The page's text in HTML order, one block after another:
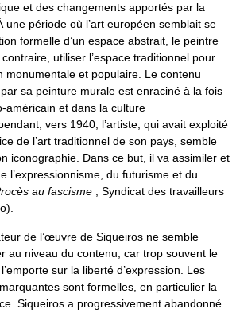
et des changements apportés par la
une période où l’art européen semblait se
formelle d’un espace abstrait, le peintre
utiliser l’espace traditionnel pour
monumentale et populaire. Le contenu
sa peinture murale est enraciné à la fois
américain et dans la culture
vers 1940, l’artiste, qui avait exploité
de l’art traditionnel de son pays, semble
iconographie. Dans ce but, il va assimiler et
l’expressionnisme, du futurisme et du
au fascisme , Syndicat des travailleurs
de l’œuvre de Siqueiros ne semble
au niveau du contenu, car trop souvent le
sur la liberté d’expression. Les
sont formelles, en particulier la
Siqueiros a progressivement abandonné